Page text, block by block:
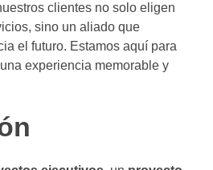
clientes no solo eligen
sino un aliado que
el futuro. Estamos aquí para
experiencia memorable y